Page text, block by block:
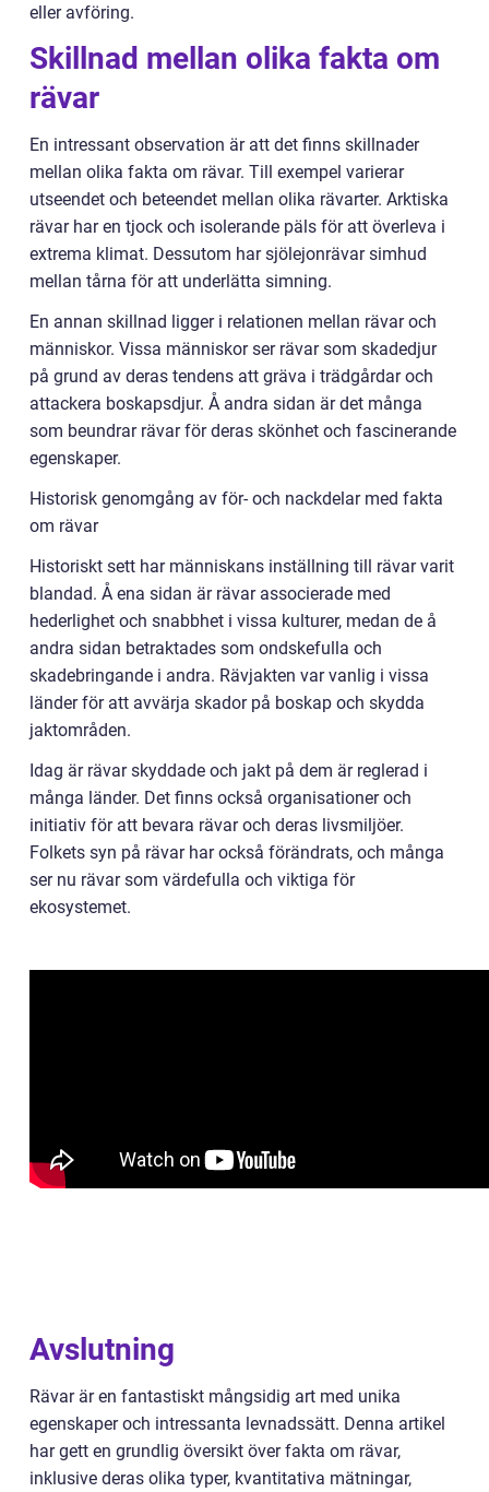
eller avföring.
Skillnad mellan olika fakta om
rävar
En intressant observation är att det finns skillnader
mellan olika fakta om rävar. Till exempel varierar
utseendet och beteendet mellan olika rävarter. Arktiska
rävar har en tjock och isolerande päls för att överleva i
extrema klimat. Dessutom har sjölejonrävar simhud
mellan tårna för att underlätta simning.
En annan skillnad ligger i relationen mellan rävar och
människor. Vissa människor ser rävar som skadedjur
på grund av deras tendens att gräva i trädgårdar och
attackera boskapsdjur. Å andra sidan är det många
som beundrar rävar för deras skönhet och fascinerande
egenskaper.
Historisk genomgång av för- och nackdelar med fakta
om rävar
Historiskt sett har människans inställning till rävar varit
blandad. Å ena sidan är rävar associerade med
hederlighet och snabbhet i vissa kulturer, medan de å
andra sidan betraktades som ondskefulla och
skadebringande i andra. Rävjakten var vanlig i vissa
länder för att avvärja skador på boskap och skydda
jaktområden.
Idag är rävar skyddade och jakt på dem är reglerad i
många länder. Det finns också organisationer och
initiativ för att bevara rävar och deras livsmiljöer.
Folkets syn på rävar har också förändrats, och många
ser nu rävar som värdefulla och viktiga för
ekosystemet.
Avslutning
Rävar är en fantastiskt mångsidig art med unika
egenskaper och intressanta levnadssätt. Denna artikel
har gett en grundlig översikt över fakta om rävar,
inklusive deras olika typer, kvantitativa mätningar,